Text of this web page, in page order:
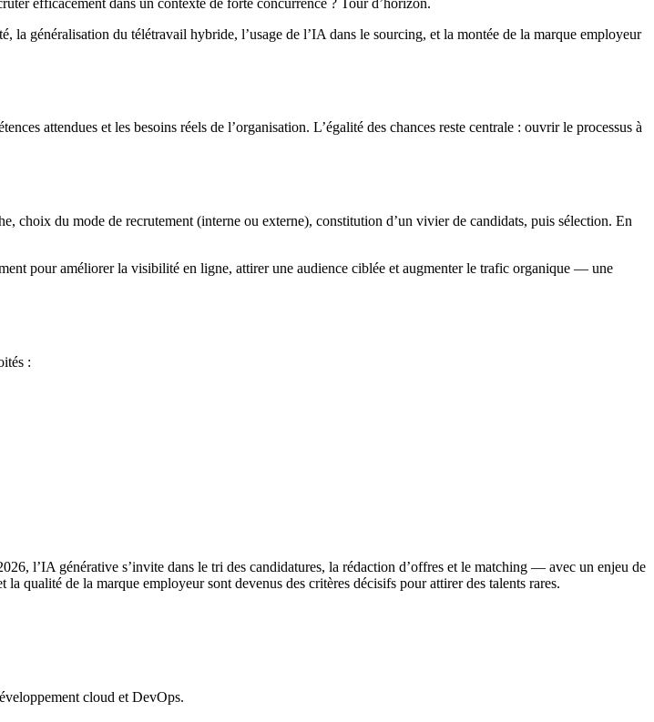
généralisation du télétravail hybride, l’usage de l’IA dans le sourcing, et la montée de la marque employeur
attendues et les besoins réels de l’organisation. L’égalité des chances reste centrale : ouvrir le processus à
choix du mode de recrutement (interne ou externe), constitution d’un vivier de candidats, puis sélection. En
pour améliorer la visibilité en ligne, attirer une audience ciblée et augmenter le trafic organique — une
:
l’IA générative s’invite dans le tri des candidatures, la rédaction d’offres et le matching — avec un enjeu de
qualité de la marque employeur sont devenus des critères décisifs pour attirer des talents rares.
cloud et DevOps.